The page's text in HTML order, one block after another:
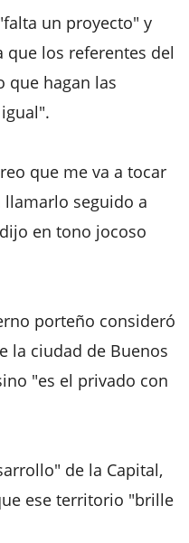
un proyecto" y
que los referentes del
que hagan las
que me va a tocar
llamarlo seguido a
en tono jocoso
porteño consideró
la ciudad de Buenos
"es el privado con
de la Capital,
ese territorio "brille